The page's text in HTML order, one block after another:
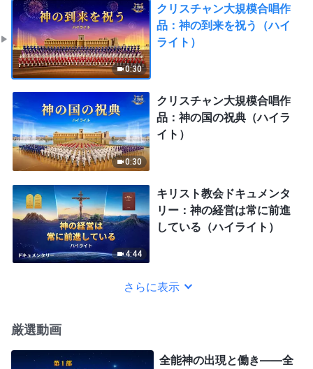
0:30
クリスチャン大規模合唱作
品：神の到来を祝う（ハイ
ライト）
0:30
クリスチャン大規模合唱作
品：神の国の祝典（ハイラ
イト）
4:44
キリスト教会ドキュメンタ
リー：神の経営は常に前進
している（ハイライト）
さらに表示
厳選動画
全能神の出現と働き——全